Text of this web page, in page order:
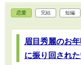
恋愛 完結 短編
眉目秀麗のお
に振り回され